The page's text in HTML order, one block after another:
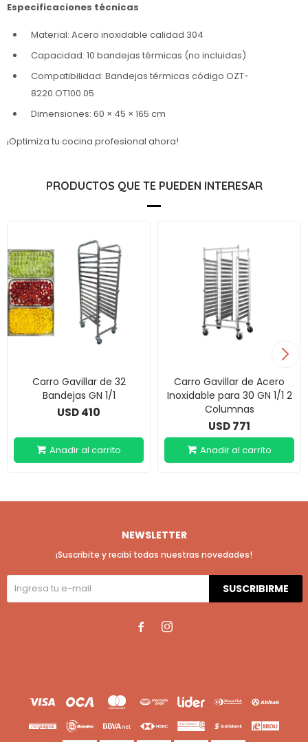
Especificaciones técnicas
Material: Acero inoxidable calidad 304
Capacidad: 10 bandejas térmicas (no incluidas)
Compatibilidad: Bandejas térmicas código OZT-
8220.OT100.05
Dimensiones: 60 × 45 × 165 cm
¡Optimiza tu cocina profesional ahora!
PRODUCTOS QUE TE PUEDEN INTERESAR
Carro Gavillar de 32
Bandejas GN 1/1
USD410
Carro Gavillar de Acero
Inoxidable para 30 GN 1/1 2
Columnas
USD771
NEWSLETTER
¡Suscribite y recibí todas nuestras novedades!
SUSCRIBIRME
 